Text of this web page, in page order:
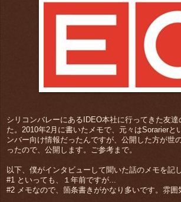
シリコンバレーにあるIDEO本社に行ってきた友達
た。 2010年2月に書いたメモで、元々はSorarierと
ンバー向け情報だったんですが、公開した方が世
ったので、公開します。 ご参考まで。
以下、僕がインタビューして聞いた話のメモを記し
#1 といっても、１年前ですが...
#2 メモなので、箇条書きがかなり多いです。雰囲